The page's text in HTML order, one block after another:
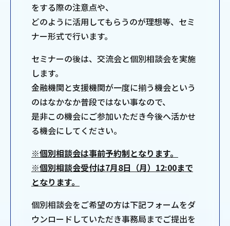
をする際の注意点や、
どのように活用してもらうのが理想等、セミ
ナー形式で行います。
セミナーの後は、交流会と個別相談会を実施
します。
金融機関と支援機関が一度に揃う機会という
のはなかなか普段ではない事なので、
是非この機会にご参加いただき今後へ活かせ
る機会にしてください。
※個別相談会は事前予約制となります。
※個別相談会受付は7月8日（月）12:00まで
となります。
個別相談会をご希望の方は下記フォームをダ
ウンロードしていただき事務局までご提出を